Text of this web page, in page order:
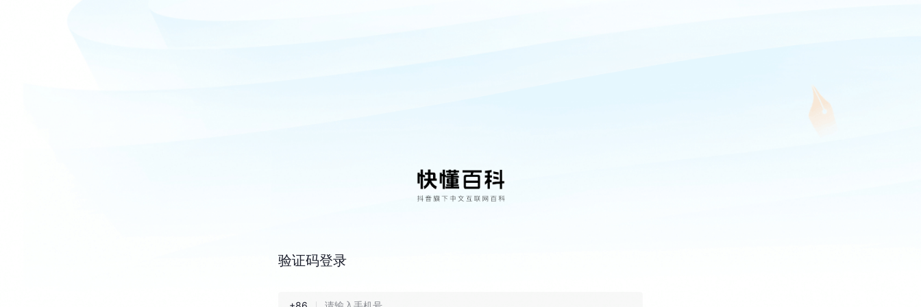
验证码登录